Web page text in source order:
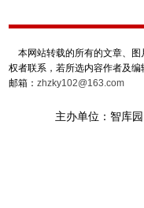
本网站转载的所有的文章、图
权者联系，若所选内容作者及
邮箱： zhzky102@163.com
主办单位：智库